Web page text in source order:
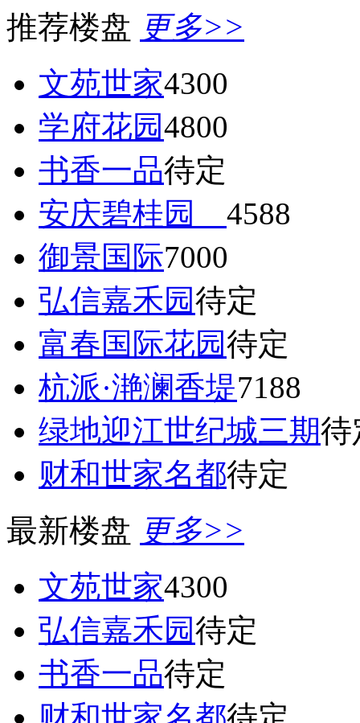
推荐楼盘 更多>>
文苑世家4300
学府花园4800
书香一品待定
安庆碧桂园 4588
御景国际7000
弘信嘉禾园待定
富春国际花园待定
杭派·滟澜香堤7188
绿地迎江世纪城三期待
财和世家名都待定
最新楼盘 更多>>
文苑世家4300
弘信嘉禾园待定
书香一品待定